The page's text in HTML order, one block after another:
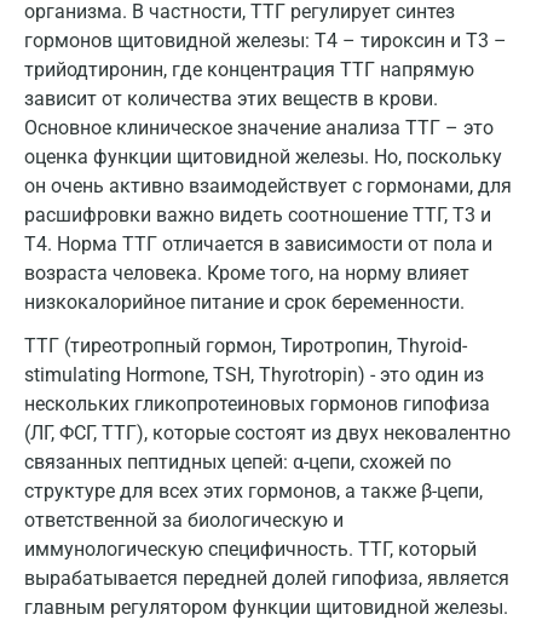
организма. В частности, ТТГ регулирует синтез
гормонов щитовидной железы: Т4 – тироксин и Т3 –
трийодтиронин, где концентрация ТТГ напрямую
зависит от количества этих веществ в крови.
Основное клиническое значение анализа ТТГ – это
оценка функции щитовидной железы. Но, поскольку
он очень активно взаимодействует с гормонами, для
расшифровки важно видеть соотношение ТТГ, Т3 и
Т4. Норма ТТГ отличается в зависимости от пола и
возраста человека. Кроме того, на норму влияет
низкокалорийное питание и срок беременности.
ТТГ (тиреотропный гормон, Тиротропин, Thyroid-
stimulating Hormone, TSH, Thyrotropin) - это один из
нескольких гликопротеиновых гормонов гипофиза
(ЛГ, ФСГ, ТТГ), которые состоят из двух нековалентно
связанных пептидных цепей: α-цепи, схожей по
структуре для всех этих гормонов, а также β-цепи,
ответственной за биологическую и
иммунологическую специфичность. ТТГ, который
вырабатывается передней долей гипофиза, является
главным регулятором функции щитовидной железы.
Курск
Лабинск
Липецк
Лобня
Майкоп
Мурино
Мурманск
Мытищи
Набережные Челны
Наро-Фоминск
Нижневартовск